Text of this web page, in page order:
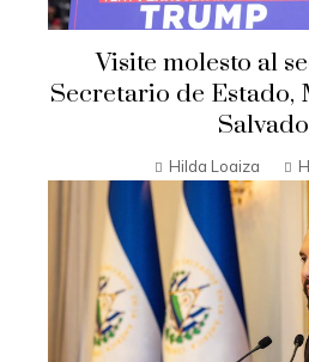
Visite molesto al
Secretario de Estado,
Hilda Loaiza